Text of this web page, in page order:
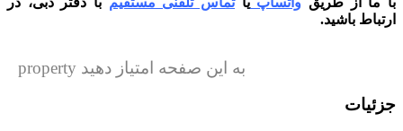
ارتباط باشید.
به این صفحه امتیاز دهید property
جزئیات